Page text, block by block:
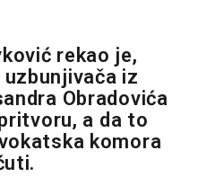
rekao je,
iz
Obradovića
a da to
komora